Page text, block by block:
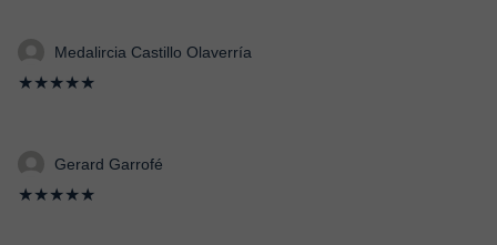
Medalircia Castillo Olaverría
★★★★★
Gerard Garrofé
★★★★★